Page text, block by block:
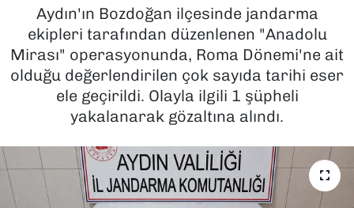
Aydın'ın Bozdoğan ilçesinde jandarma
ekipleri tarafından düzenlenen "Anadolu
Mirası" operasyonunda, Roma Dönemi'ne ait
olduğu değerlendirilen çok sayıda tarihi eser
ele geçirildi. Olayla ilgili 1 şüpheli
yakalanarak gözaltına alındı.
POLİTİKA
SAĞLIK
SPOR
TEKNOLOJİ
YAŞAM